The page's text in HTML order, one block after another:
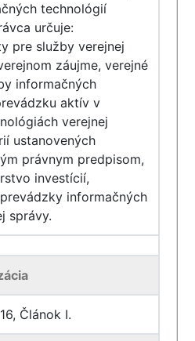
technológií
určuje:
pre služby verejnej
záujme, verejné
informačných
aktív v
verejnej
ustanovených
právnym predpisom,
investícií,
informačných
správy.
Článok I.